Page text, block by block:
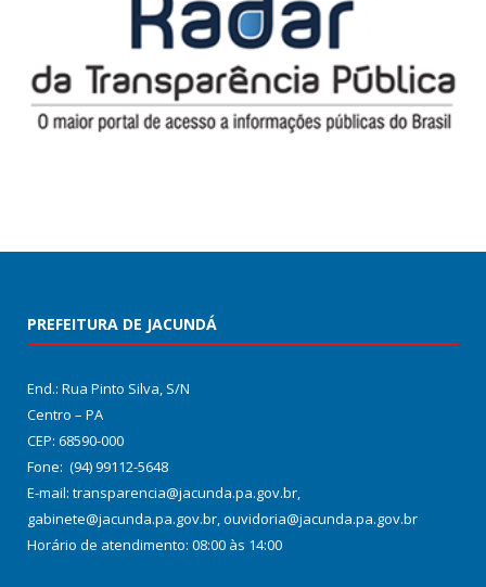
PREFEITURA DE JACUNDÁ
End.: Rua Pinto Silva, S/N
Centro – PA
CEP: 68590-000
Fone: (94) 99112-5648
E-mail: transparencia@jacunda.pa.gov.br,
gabinete@jacunda.pa.gov.br, ouvidoria@jacunda.pa.gov.br
Horário de atendimento: 08:00 às 14:00